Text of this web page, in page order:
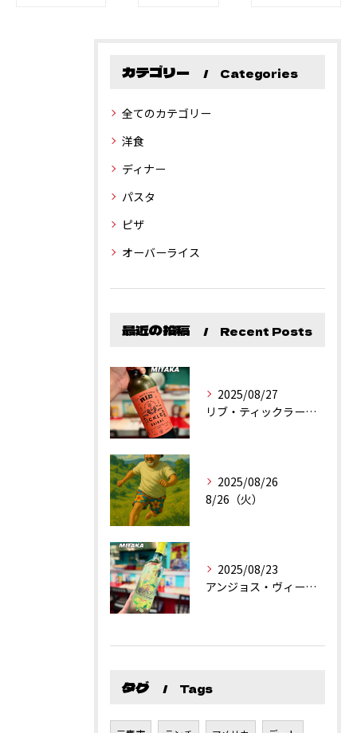
カテゴリー Categories
全てのカテゴリー
洋食
ディナー
パスタ
ピザ
オーバーライス
最近の投稿 Recent Posts
2025/08/27
リブ・ティックラー・カリフォルニア・シラーズ
2025/08/26
8/26（火）
2025/08/23
アンジョス・ヴィーニョ・ヴェルデ
タグ Tags